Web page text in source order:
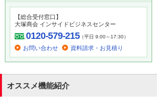
【総合受付窓口】
大塚商会 インサイドビジネスセンター
0120-579-215（平日 9:00～17:30）
お問い合わせ 資料請求・お見積り
オススメ機能紹介